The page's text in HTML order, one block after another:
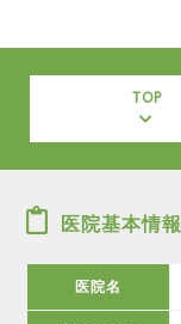
TOP
医院基本情報
医院名